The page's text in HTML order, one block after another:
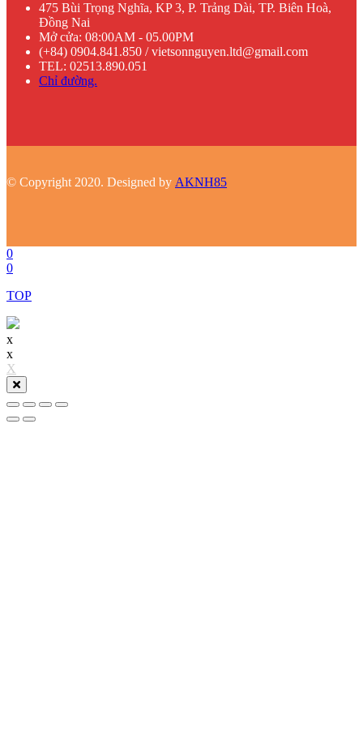
475 Bùi Trọng Nghĩa, KP 3, P. Trảng Dài, TP. Biên Hoà,
Đồng Nai
Mở cửa: 08:00AM - 05.00PM
(+84) 0904.841.850 / vietsonnguyen.ltd@gmail.com
TEL: 02513.890.051
Chỉ đường.
© Copyright 2020. Designed by AKNH85
0
0
TOP
x
x
X